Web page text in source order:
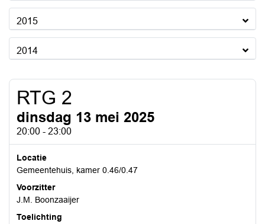
2015
2014
RTG 2
dinsdag 13 mei 2025
20:00 - 23:00
Locatie
Gemeentehuis, kamer 0.46/0.47
Voorzitter
J.M. Boonzaaijer
Toelichting